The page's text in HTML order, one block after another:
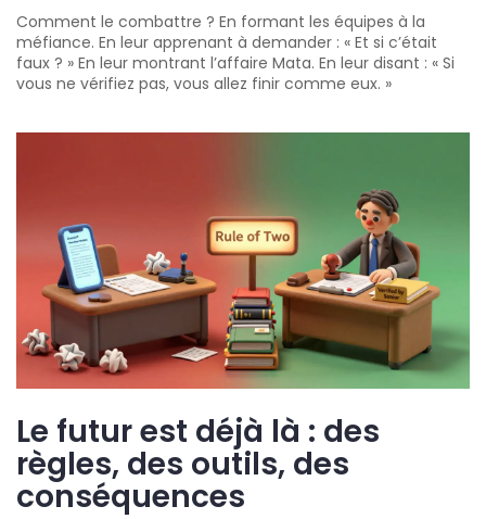
Comment le combattre ? En formant les équipes à la
méfiance. En leur apprenant à demander : « Et si c’était
faux ? » En leur montrant l’affaire Mata. En leur disant : « Si
vous ne vérifiez pas, vous allez finir comme eux. »
Le futur est déjà là : des
règles, des outils, des
conséquences